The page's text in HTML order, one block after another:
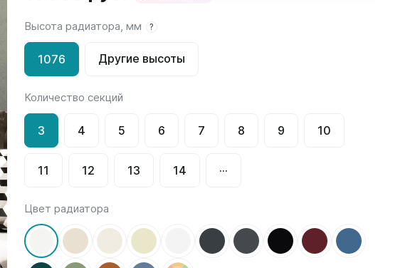
РС и РСК Соло
Соло В
Quadrum NEO
Quadrum Neo 50 V
Quadrum Neo 50 H
Высота радиатора, мм ?
1076 Другие высоты
Количество секций
3 4 5 6 7 8 9 10
11 12 13 14 ···
Цвет радиатора